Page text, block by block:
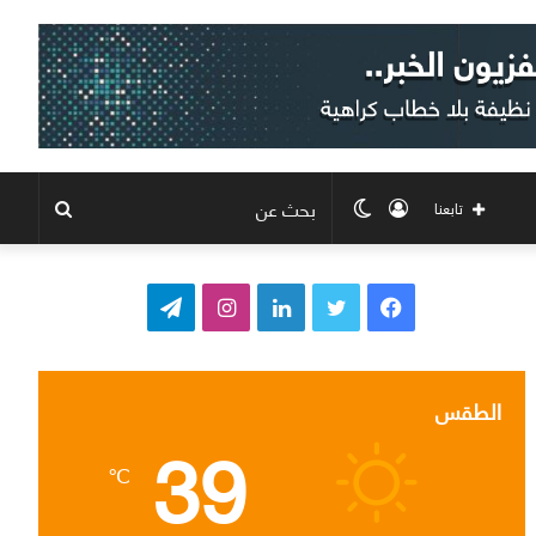
الوضع
المظلم
تسجيل
الدخول
تابعنا
ف
ب
و
ت
ق
ت
ر
الطقس 39
℃